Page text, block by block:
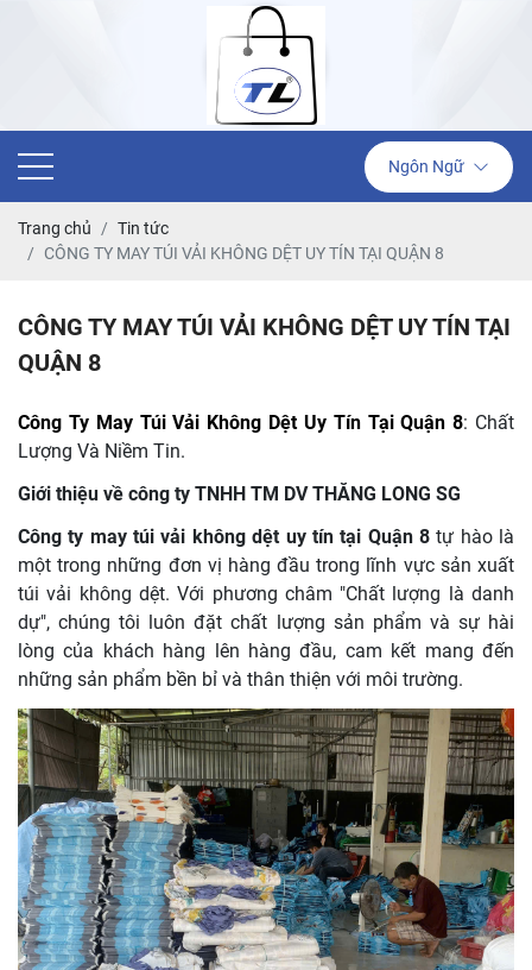
Ngôn Ngữ
Trang chủ
Tin tức
CÔNG TY MAY TÚI VẢI KHÔNG DỆT UY TÍN TẠI QUẬN 8
CÔNG TY MAY TÚI VẢI KHÔNG DỆT UY TÍN TẠI
QUẬN 8
Công Ty May Túi Vải Không Dệt Uy Tín Tại Quận 8: Chất
Lượng Và Niềm Tin.
Giới thiệu về công ty TNHH TM DV THĂNG LONG SG
Công ty may túi vải không dệt uy tín tại Quận 8tự hào là
một trong những đơn vị hàng đầu trong lĩnh vực sản xuất
túi vải không dệt. Với phương châm "Chất lượng là danh
dự", chúng tôi luôn đặt chất lượng sản phẩm và sự hài
lòng của khách hàng lên hàng đầu, cam kết mang đến
những sản phẩm bền bỉ và thân thiện với môi trường.